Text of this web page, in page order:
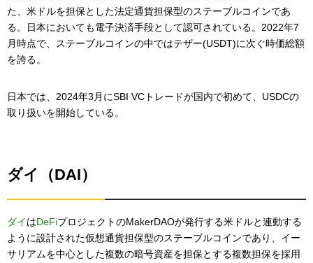
た、米ドルを担保とした法定通貨担保型のステーブルコインであ
る。日本においても電子決済手段として認可されている。2022年7
月時点で、ステーブルコインの中ではテザー(USDT)に次ぐ時価総額
を誇る。
日本では、2024年3月にSBI VCトレードが国内で初めて、USDCの
取り扱いを開始している。
ダイ（DAI）
ダイはDeFiプロジェクトのMakerDAOが発行する米ドルと連動する
ように設計された仮想通貨担保型のステーブルコインであり、イー
サリアムを中心とした複数の暗号資産を担保とする複数担保を採用